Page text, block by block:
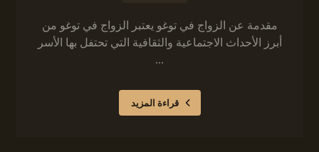
مقدمة عن الزواج في توغو يعتبر الزواج في توغو من
أبرز الأحداث الاجتماعية والثقافية التي تحتفل بها الأسر
...
قراءة المزيد